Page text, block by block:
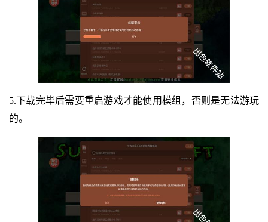
5.下载完毕后需要重启游戏才能使用模组，否则是无法游玩
的。